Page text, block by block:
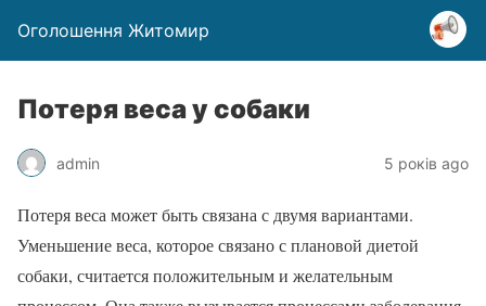
Оголошення Житомир
Потеря веса у собаки
admin 5 років ago
Потеря веса может быть связана с двумя вариантами.
Уменьшение веса, которое связано с плановой диетой
собаки, считается положительным и желательным